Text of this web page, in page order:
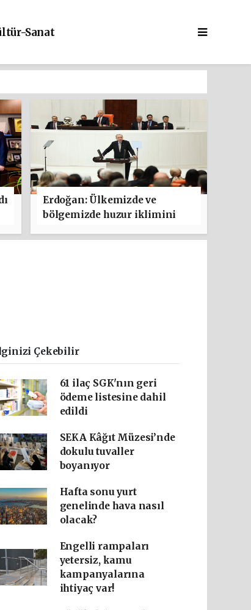
Sanat
Erdoğan: Ülkemizde ve
bölgemizde huzur iklimini
adımın hayırlara vesile
Çekebilir
61 ilaç SGK'nın geri
ödeme listesine dahil
edildi
SEKA Kâğıt Müzesi’nde
dokulu tuvaller
boyanıyor
Hafta sonu yurt
genelinde hava nasıl
olacak?
Engelli rampaları
yetersiz, kamu
kampanyalarına
ihtiyaç var!